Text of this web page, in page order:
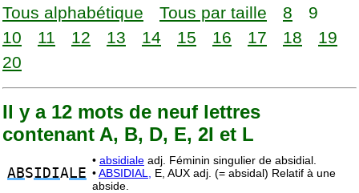
Tous alphabétique Tous par taille 8
9
10
11 12 13 14 15 16 17 18
19
20
Il y a 12 mots de neuf lettres
contenant A, B, D, E, 2I et L
ABSIDIALE
• absidiale adj. Féminin singulier de absidial.
•ABSIDIAL,
E, AUX adj. (= absidal) Relatif à une
abside.